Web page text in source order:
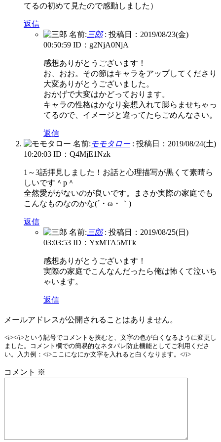
てるの初めて見たので感動しました）
返信
名前: 三郎: 投稿日：2019/08/23(金)
00:50:59 ID：g2NjA0NjA
感想ありがとうございます！
お、おお。その節はキャラをアップしてくださり
大変ありがとうございました。
おかげで大変はかどっております。
キャラの性格はかなり妄想入れて膨らませちゃっ
てるので、イメージと違ってたらごめんなさい。
返信
名前:モモタロー: 投稿日：2019/08/24(土)
10:20:03 ID：Q4MjE1Nzk
1～3話拝見しました！お話と心理描写が黒くて素晴ら
しいです＾p＾
全然愛ががないのが良いです。まさか実際の家庭でも
こんなものなのかな(´・ω・｀)
返信
名前: 三郎: 投稿日：2019/08/25(日)
03:03:53 ID：YxMTA5MTk
感想ありがとうございます！
実際の家庭でこんなんだったら俺は怖くて泣いち
ゃいます。
返信
メールアドレスが公開されることはありません。
<i></i>という記号でコメントを挟むと、文字の色が白くなるように変更し
ました。コメント欄での簡易的なネタバレ防止機能としてご利用くださ
い。入力例：<i>ここになにか文字を入れると白くなります。</i>
コメント ※